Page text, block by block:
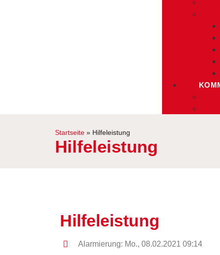
Startseite » Hilfeleistung
Hilfeleistung
Hilfeleistung
Alarmierung: Mo., 08.02.2021 09:14